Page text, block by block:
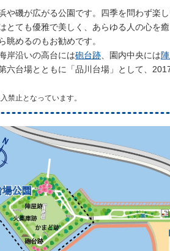
や磯が広がる公園です。四季を問わず楽
とても優雅で美しく、あらゆる人の心を
眺めるのもお勧めです。
岸沿いの高台には砲台跡 、園内中央には
六台場とともに「品川台場」として、
禁止となっています。